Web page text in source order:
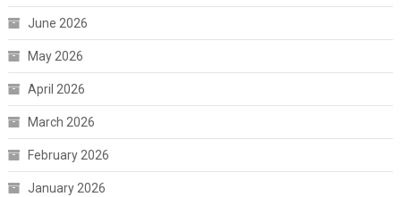
June 2026
May 2026
April 2026
March 2026
February 2026
January 2026